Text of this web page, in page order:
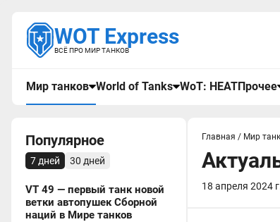
WOT Express
ВСЁ ПРО МИР ТАНКОВ
Мир танков World of Tanks WoT: HEATПрочее
Популярное
7 дней 30 дней
VT 49 — первый танк новой
ветки автопушек Сборной
наций в Мире танков
Главная / Мир
18 апреля 2024